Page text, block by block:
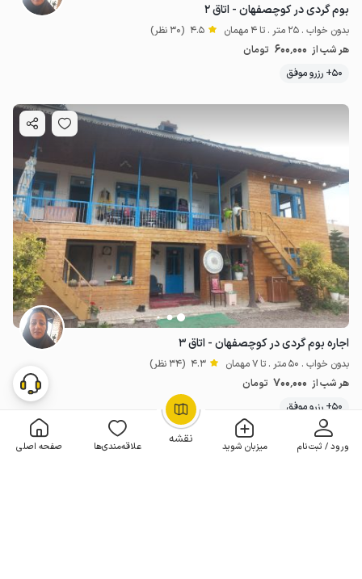
نقشه ورود / ثبت‌نام میزبان شوید علاقه‌مندی‌ها صفحه اصلی
OpenStreetMap
بوم گردی در کوچصفهان - اتاق ۲
بدون خواب . 25 متر . تا 4 مهمان 4.5 (30 نظر)
هر شب از 600٬000 تومان
50+ رزرو موفق
اجاره بوم گردی در کوچصفهان - اتاق ۳
بدون خواب . 50 متر . تا 7 مهمان 4.3 (34 نظر)
هر شب از 700٬000 تومان
50+ رزرو موفق